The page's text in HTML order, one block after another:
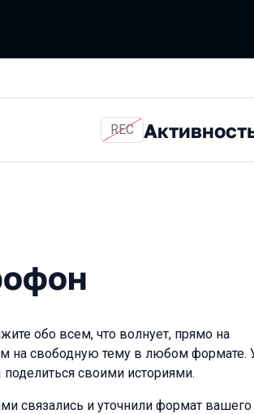
REC
обо всем, что волнует, прямо на
на свободную тему в любом формате.
своими историями.
связались и уточнили формат вашего